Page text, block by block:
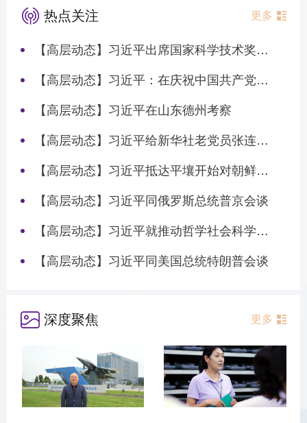
热点关注 更多
【高层动态】习近平出席国家科学技术奖励大会两院院士大会中国科协第十一次全国代表大会并发表重要讲话
【高层动态】习近平：在庆祝中国共产党成立105周年大会上的讲话
【高层动态】习近平在山东德州考察
【高层动态】习近平给新华社老党员张连生回信强调 传承红色基因 在新征程上书写优异答卷
【高层动态】习近平抵达平壤开始对朝鲜进行国事访问
【高层动态】习近平同俄罗斯总统普京会谈
【高层动态】习近平就推动哲学社会科学高质量发展作出重要指示
【高层动态】习近平同美国总统特朗普会谈
深度聚焦 更多